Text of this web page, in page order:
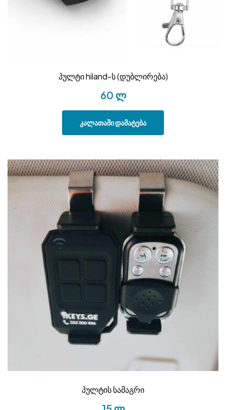
პულტი hiland-ს (დუბლირება)
60 ლ
კალათაში დამატება
პულტის სამაგრი